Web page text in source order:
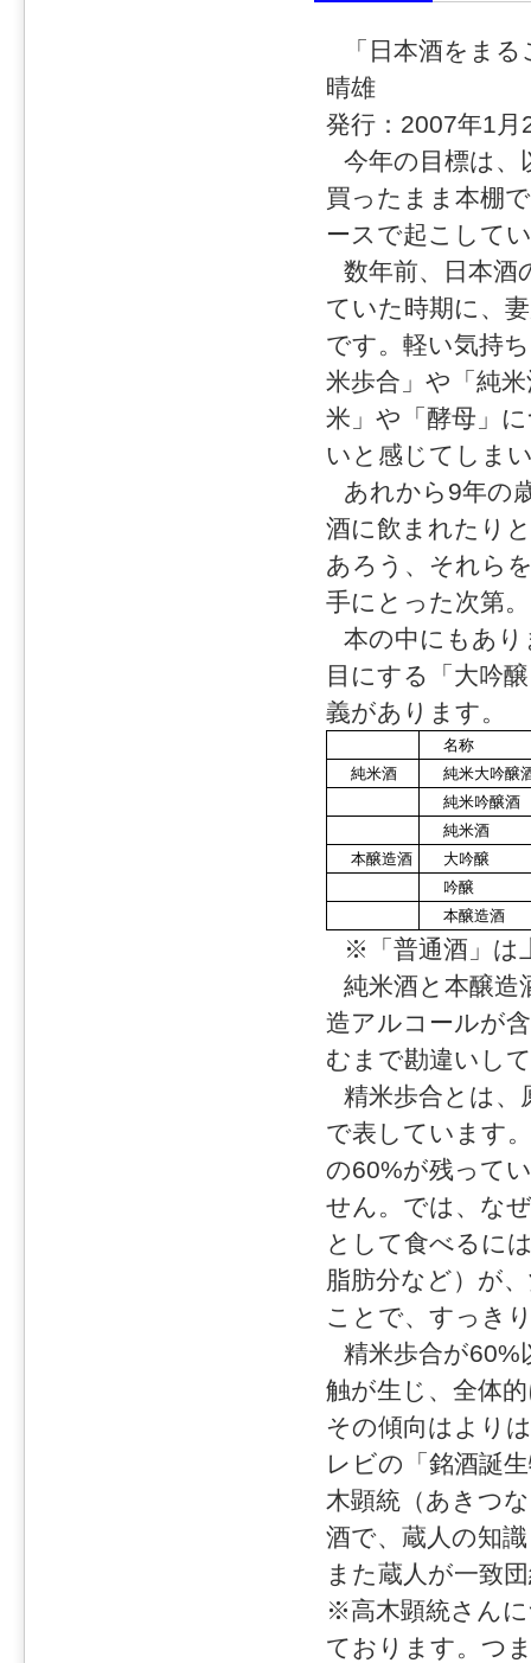
「日本酒をま
晴雄
発行：2007年1月
今年の目標は
買ったまま本棚
ースで起こして
数年前、日本酒
ていた時期に、
です。軽い気持
米歩合」や「純
米」や「酵母」
いと感じてしま
あれから9年の
酒に飲まれたり
あろう、それら
手にとった次第。
本の中にもあ
目にする「大吟
義があります。
名称
純米酒
純米大吟醸
純米吟醸酒
純米酒
本醸造酒
大吟醸
吟醸
本醸造酒
※「普通酒」は
純米酒と本醸造
造アルコールが
むまで勘違いし
精米歩合とは
で表しています
の60%が残って
せん。では、な
として食べるに
脂肪分など）が
ことで、すっき
精米歩合が60%
触が生じ、全体
その傾向はより
レビの「銘酒誕
木顕統（あきつ
酒で、蔵人の知
また蔵人が一致
※高木顕統さん
ております。つ